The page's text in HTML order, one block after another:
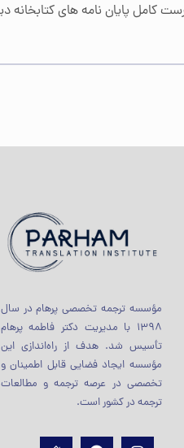
مؤسسه ترجمه تخصصی پرهام در سال
1398 با مدیریت دکتر فاطمه پرهام
تأسیس شد. هدف از راه‌اندازی این
مؤسسه ایجاد فضایی قابل اطمینان و
تخصصی در عرصه ترجمه و مطالعات
ترجمه در کشور است.